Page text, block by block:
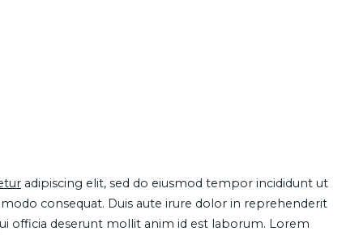
adipiscing elit, sed do eiusmod tempor incididunt ut
consequat. Duis aute irure dolor in reprehenderit
officia deserunt mollit anim id est laborum. Lorem